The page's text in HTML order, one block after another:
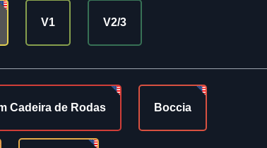
V1 V2/3
Cadeira de Rodas Boccia